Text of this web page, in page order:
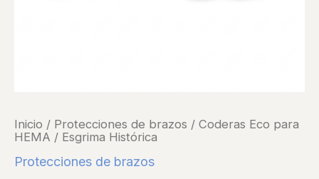
Inicio / Protecciones de brazos / Coderas Eco para
HEMA / Esgrima Histórica
Protecciones de brazos